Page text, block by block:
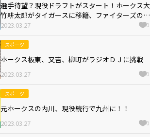
選手待望？現役ドラフトがスタート！ホークス大
竹耕太郎がタイガースに移籍、ファイターズの古
川侑利がホークスに加入
2023.03.27 0
スポーツ
ホークス板東、又吉、柳町がラジオＤＪに挑戦
2023.03.27 0
スポーツ
元ホークスの内川、現役続行で九州に！！
2023.03.27 0